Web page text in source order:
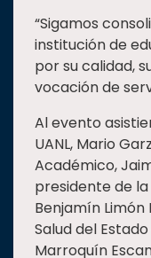
“Sigamos
institución de
por su calidad,
vocación de
Al evento
UANL, Mario
Académico,
presidente de
Benjamín
Salud del
Marroquín